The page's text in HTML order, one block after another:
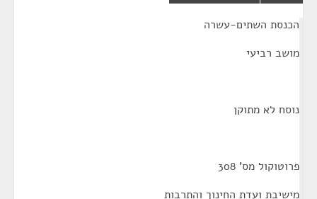
הכנסת השתים-עשרה
מושב רביעי
נוסח לא מתוקן
פרוטוקול מס' 308
מישיבת ועדת החינוך והתרבות